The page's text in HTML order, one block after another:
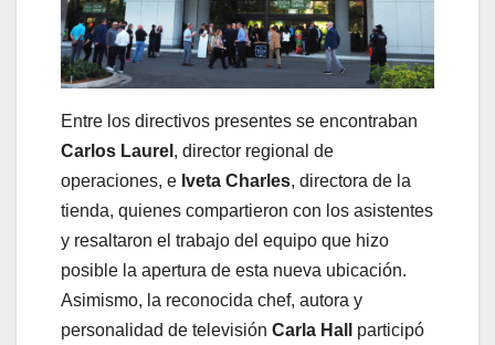
Entre los directivos presentes se encontraban
Carlos Laurel , director regional de
operaciones, e Iveta Charles, directora de la
tienda, quienes compartieron con los asistentes
y resaltaron el trabajo del equipo que hizo
posible la apertura de esta nueva ubicación.
Asimismo, la reconocida chef, autora y
personalidad de televisión Carla Hall
participó